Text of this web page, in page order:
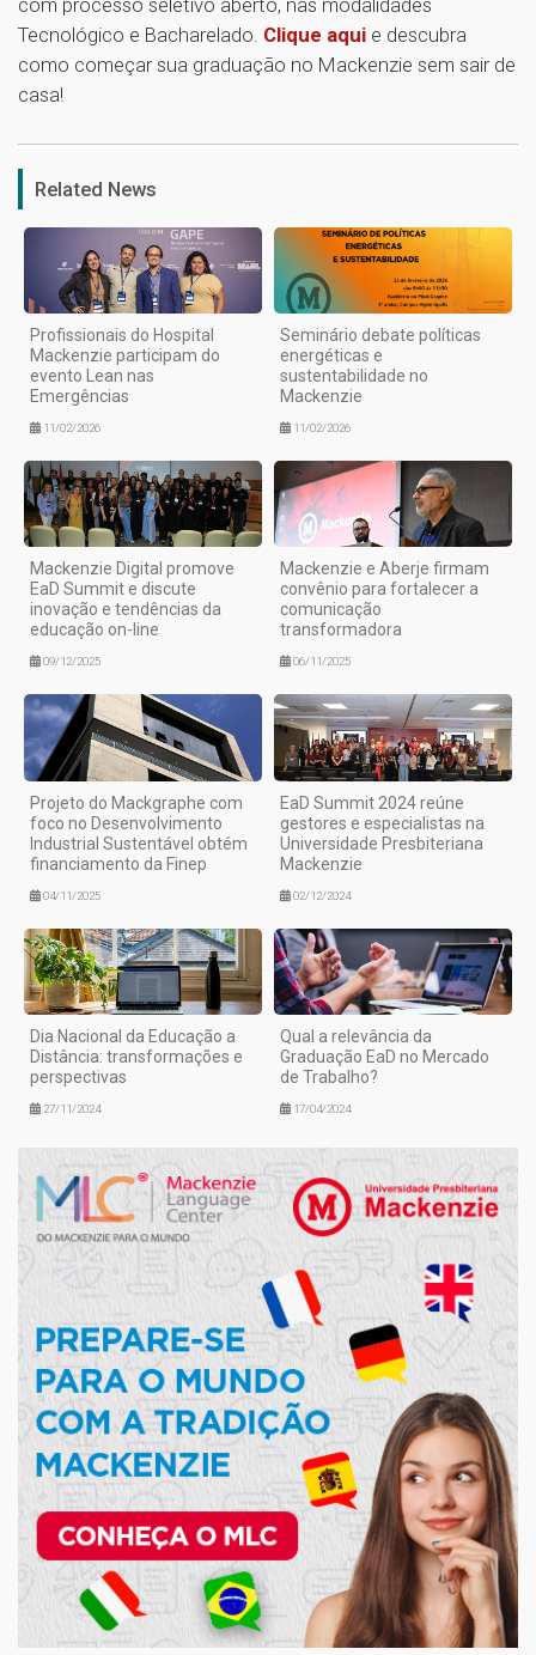
Tecnológico e Bacharelado. Clique aqui e descubra
como começar sua graduação no Mackenzie sem sair de
casa!
Related News
Profissionais do Hospital
Mackenzie participam do
evento Lean nas
Emergências
11/02/2026
Seminário debate políticas
energéticas e
sustentabilidade no
Mackenzie
11/02/2026
Mackenzie Digital promove
EaD Summit e discute
inovação e tendências da
educação on-line
09/12/2025
Mackenzie e Aberje firmam
convênio para fortalecer a
comunicação
transformadora
06/11/2025
Projeto do Mackgraphe com
foco no Desenvolvimento
Industrial Sustentável obtém
financiamento da Finep
04/11/2025
EaD Summit 2024 reúne
gestores e especialistas na
Universidade Presbiteriana
Mackenzie
02/12/2024
Dia Nacional da Educação a
Distância: transformações e
perspectivas
27/11/2024
Qual a relevância da
Graduação EaD no Mercado
de Trabalho?
17/04/2024